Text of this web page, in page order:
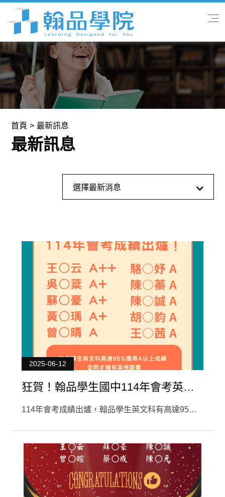
首頁
關於我們
翰品快訊
聯絡我們
首頁 最新訊息
最新訊息
選擇最新消息
全部消息
2025-06-12
狂賀！翰品學生國中114年會考英文
科耀眼表現！
114年會考成績出爐，翰品學生英文科有高達95%